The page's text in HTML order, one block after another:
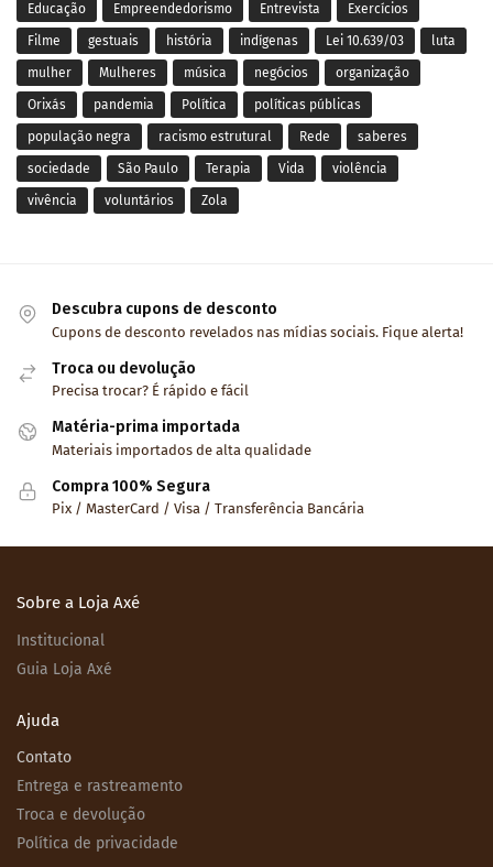
Educação Empreendedorismo Entrevista Exercícios
Filme gestuais história indígenas Lei 10.639/03 luta
mulher Mulheres música negócios organização
Orixás pandemia Política políticas públicas
população negra racismo estrutural Rede saberes
sociedade São Paulo Terapia Vida violência
vivência voluntários Zola
Descubra cupons de desconto
Cupons de desconto revelados nas mídias sociais. Fique alerta!
Troca ou devolução
Precisa trocar? É rápido e fácil
Matéria-prima importada
Materiais importados de alta qualidade
Compra 100% Segura
Pix / MasterCard / Visa / Transferência Bancária
Sobre a Loja Axé
Institucional
Guia Loja Axé
Ajuda
Contato
Entrega e rastreamento
Troca e devolução
Política de privacidade